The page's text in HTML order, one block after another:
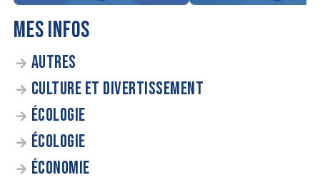
MES INFOS
AUTRES
CULTURE ET DIVERTISSEMENT
ÉCOLOGIE
ÉCOLOGIE
ÉCONOMIE